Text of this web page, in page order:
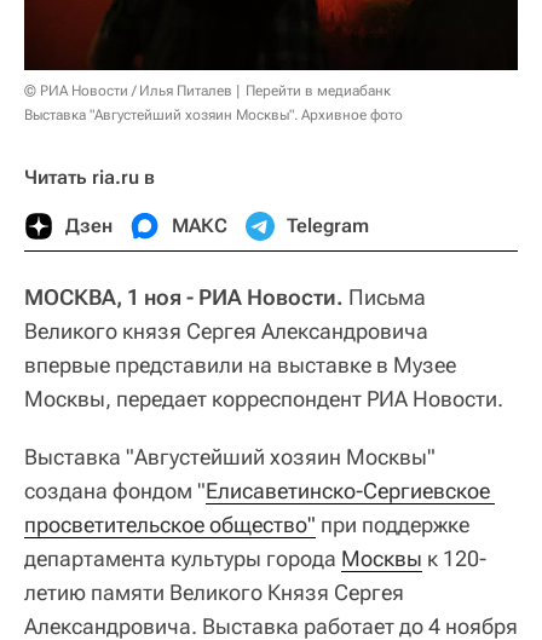
© РИА Новости / Илья Питалев
Перейти в медиабанк
Выставка "Августейший хозяин Москвы". Архивное фото
Читать ria.ru в
Дзен МАКС Telegram
МОСКВА, 1 ноя - РИА Новости. Письма
Великого князя Сергея Александровича
впервые представили на выставке в Музее
Москвы, передает корреспондент РИА Новости.
Выставка "Августейший хозяин Москвы"
создана фондом "Елисаветинско-Сергиевское
просветительское общество" при поддержке
департамента культуры города Москвы к 120-
летию памяти Великого Князя Сергея
Александровича. Выставка работает до 4 ноября